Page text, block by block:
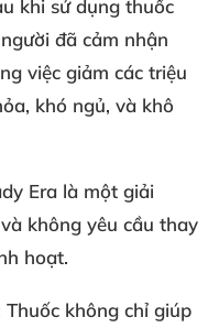
khi sử dụng thuốc
đã cảm nhận
việc giảm các triệu
khó ngủ, và khô
Era là một giải
không yêu cầu thay
hoạt.
Thuốc không chỉ giúp